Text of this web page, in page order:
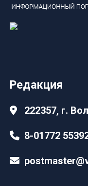
Редакция
222357, г.
8-01772